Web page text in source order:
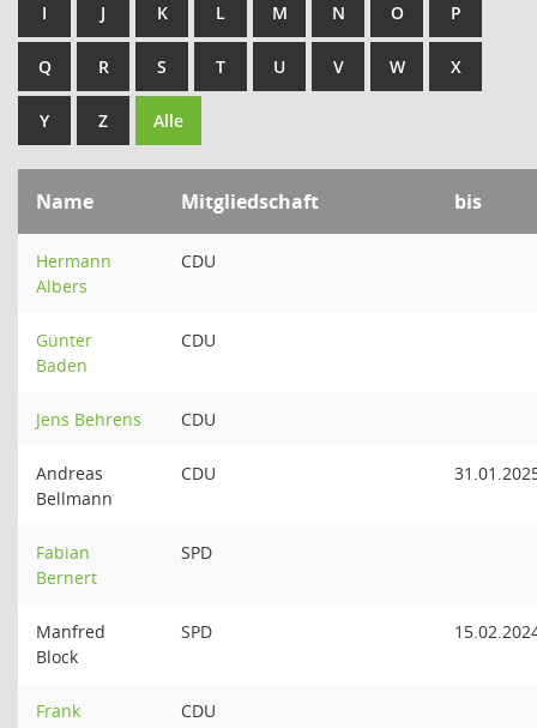
I J K L M N O P
Q R S T U V W X
Y Z Alle
Name Mitgliedschaft bis
Hermann
Albers
CDU
Günter
Baden
CDU
Jens Behrens CDU
Andreas
Bellmann
CDU
Fabian
Bernert
SPD
Manfred
Block
SPD
Frank
CDU